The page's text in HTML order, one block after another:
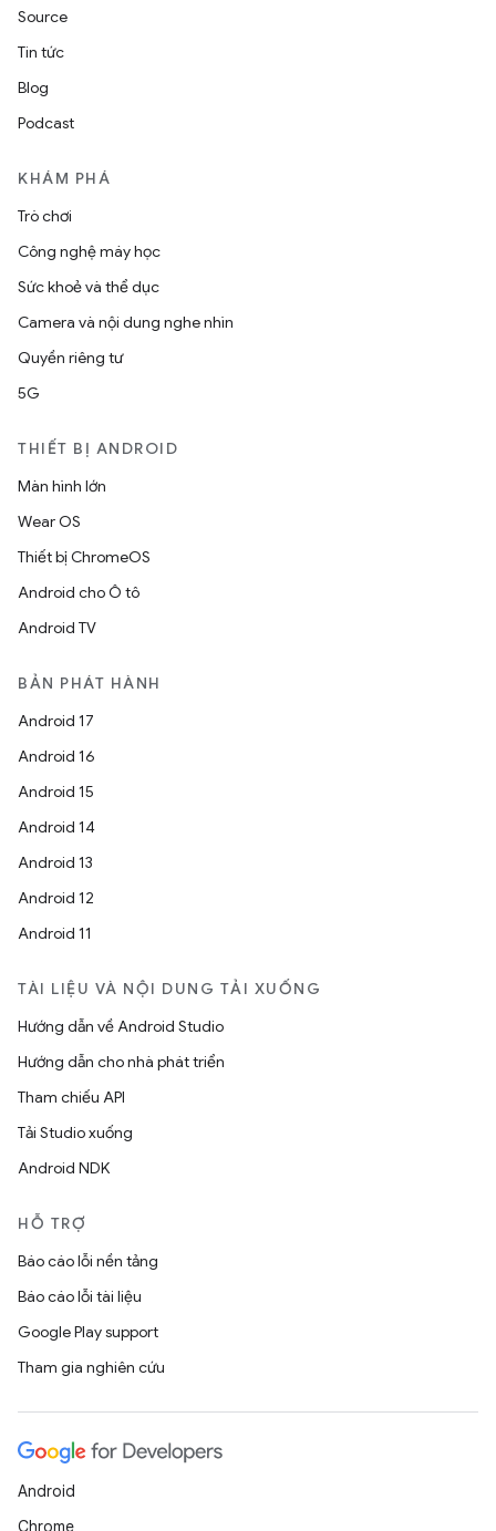
Source
Tin tức
Blog
Podcast
KHÁM PHÁ
Trò chơi
Công nghệ máy học
Sức khoẻ và thể dục
Camera và nội dung nghe nhìn
Quyền riêng tư
5G
THIẾT BỊ ANDROID
Màn hình lớn
Wear OS
Thiết bị ChromeOS
Android cho Ô tô
Android TV
BẢN PHÁT HÀNH
Android 17
Android 16
Android 15
Android 14
Android 13
Android 12
Android 11
TÀI LIỆU VÀ NỘI DUNG TẢI XUỐNG
Hướng dẫn về Android Studio
Hướng dẫn cho nhà phát triển
Tham chiếu API
Tải Studio xuống
Android NDK
HỖ TRỢ
Báo cáo lỗi nền tảng
Báo cáo lỗi tài liệu
Google Play support
Tham gia nghiên cứu
Android
Chrome